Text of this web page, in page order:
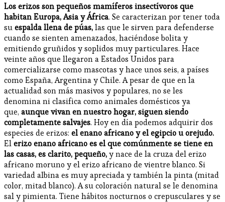
Los erizos son pequeños mamíferos insectívoros que
habitan Europa, Asia y África. Se caracterizan por tener toda
suespalda llena de púas,las que le sirven para defenderse
cuando se sienten amenazados, haciéndose bolita y
emitiendo gruñidos y soplidos muy particulares. Hace
veinte años que llegaron a Estados Unidos para
comercializarse como mascotas y hace unos seis, a países
como España, Argentina y Chile. A pesar de que en la
actualidad son más masivos y populares, no se les
denomina ni clasifica como animales domésticos ya
que, aunque vivan en nuestro hogar, siguen siendo
completamente salvajes. Hoy en día podemos adquirir dos
especies de erizos: el enano africano y el egipcio u orejudo.
Elerizo enano africano es el que comúnmente se tiene en
las casas, es clarito, pequeño,y nace de la cruza del erizo
africano moruno y el erizo africano de vientre blanco. Si
variedad albina es muy apreciada y también la pinta (mitad
color, mitad blanco). A su coloración natural se le denomina
sal y pimienta. Tiene hábitos nocturnos o crepusculares y se